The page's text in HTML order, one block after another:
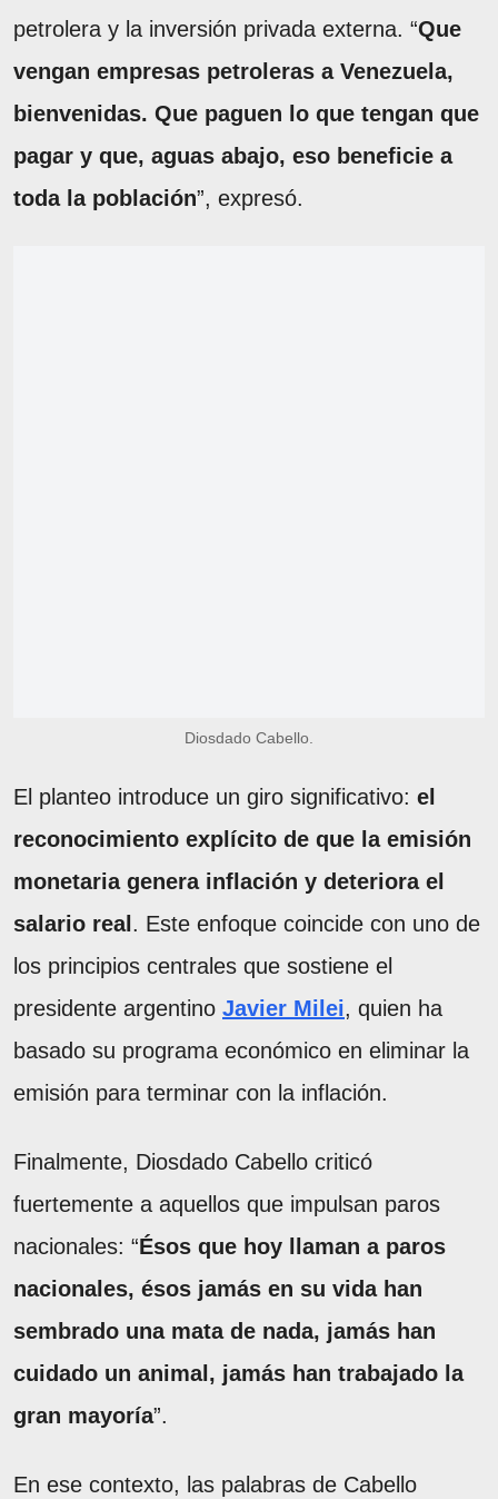
petrolera y la inversión privada externa. “Que
vengan empresas petroleras a Venezuela,
bienvenidas. Que paguen lo que tengan que
pagar y que, aguas abajo, eso beneficie a
toda la población”, expresó.
Diosdado Cabello.
El planteo introduce un giro significativo: el
reconocimiento explícito de que la emisión
monetaria genera inflación y deteriora el
salario real . Este enfoque coincide con uno de
los principios centrales que sostiene el
presidente argentino Javier Milei, quien ha
basado su programa económico en eliminar la
emisión para terminar con la inflación.
Finalmente, Diosdado Cabello criticó
fuertemente a aquellos que impulsan paros
nacionales: “Ésos que hoy llaman a paros
nacionales, ésos jamás en su vida han
sembrado una mata de nada, jamás han
cuidado un animal, jamás han trabajado la
gran mayoría”.
En ese contexto, las palabras de Cabello